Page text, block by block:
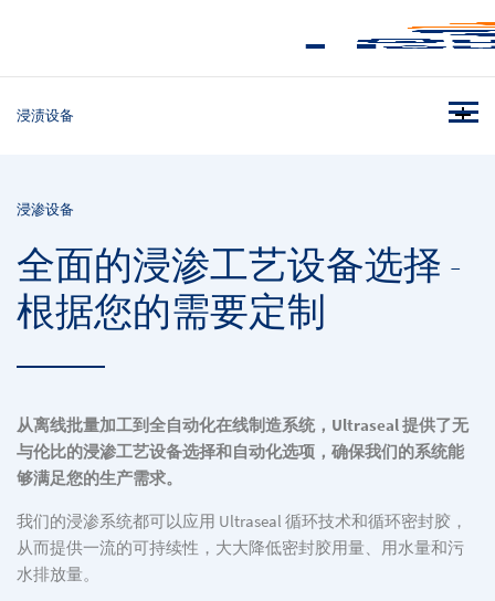
浸渍设备
浸渗设备
全面的浸渗工艺设备选择 -
根据您的需要定制
从离线批量加工到全自动化在线制造系统，Ultraseal 提供了无
与伦比的浸渗工艺设备选择和自动化选项，确保我们的系统能
够满足您的生产需求。
我们的浸渗系统都可以应用 Ultraseal 循环技术和循环密封胶，
从而提供一流的可持续性，大大降低密封胶用量、用水量和污
水排放量。